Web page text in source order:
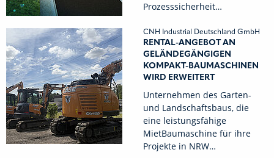
Prozesssicherheit…
CNH Industrial Deutschland GmbH
RENTAL-ANGEBOT AN
GELÄNDEGÄNGIGEN
KOMPAKT-BAUMASCHINEN
WIRD ERWEITERT
Unternehmen des Garten-
und Landschaftsbaus, die
eine leistungsfähige
MietBaumaschine für ihre
Projekte in NRW…